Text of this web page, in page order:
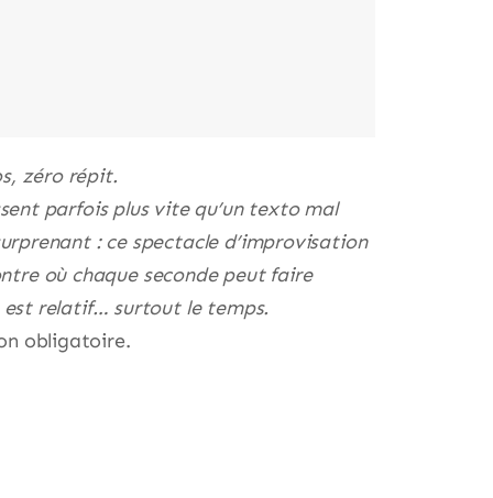
zéro répit.
parfois plus vite qu’un texto mal
: ce spectacle d’improvisation
où chaque seconde peut faire
relatif… surtout le temps.
obligatoire.